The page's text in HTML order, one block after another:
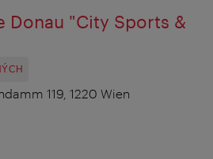
Donau "City Sports &
119, 1220 Wien